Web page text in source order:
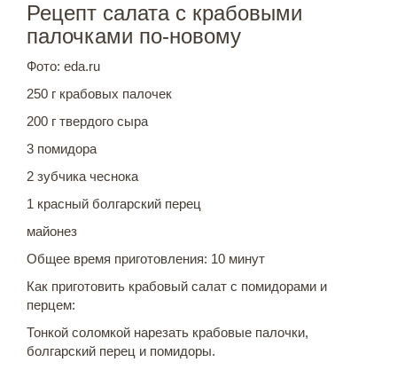
Рецепт салата с крабовыми
палочками по-новому
Фото: eda.ru
250 г крабовых палочек
200 г твердого сыра
3 помидора
2 зубчика чеснока
1 красный болгарский перец
майонез
Общее время приготовления: 10 минут
Как приготовить крабовый салат с помидорами и
перцем:
Тонкой соломкой нарезать крабовые палочки,
болгарский перец и помидоры.